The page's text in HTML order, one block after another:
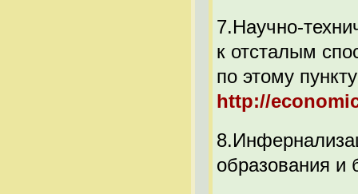
7.Научно-
к отсталым
по этому
http://
образования и